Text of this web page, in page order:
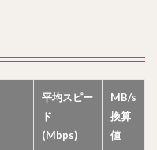
平均スピー
ド
(Mbps)
MB/s
換算
値